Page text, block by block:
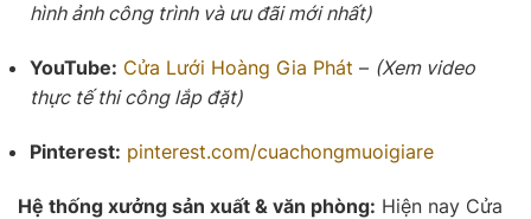
hình ảnh công trình và ưu đãi mới nhất)
YouTube: Cửa Lưới Hoàng Gia Phát – (Xem video
thực tế thi công lắp đặt)
Pinterest: pinterest.com/cuachongmuoigiare
Hệ thống xưởng sản xuất & văn phòng: Hiện nay Cửa